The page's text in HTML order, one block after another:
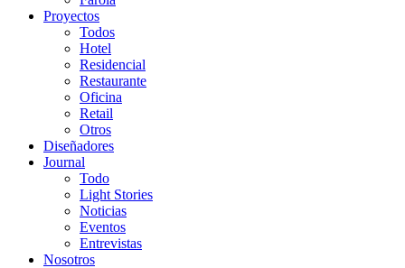
Proyectos
Todos
Hotel
Residencial
Restaurante
Oficina
Retail
Otros
Diseñadores
Journal
Todo
Light Stories
Noticias
Eventos
Entrevistas
Nosotros